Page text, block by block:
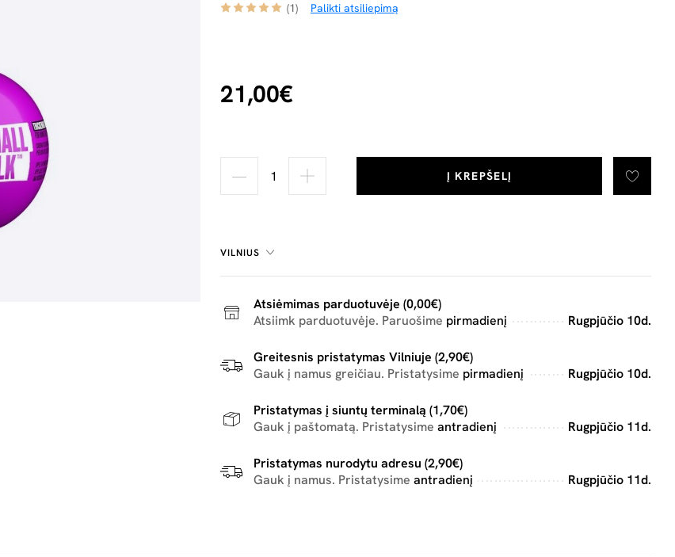
(1) Palikti atsiliepimą
21,00€
Į KREPŠELĮ
VILNIUS
Atsiėmimas parduotuvėje (0,00€)
Atsiimk parduotuvėje. Paruošime pirmadienį Rugpjūčio 10d.
Greitesnis pristatymas Vilniuje (2,90€)
Gauk į namus greičiau. Pristatysime pirmadienį Rugpjūčio 10d.
Pristatymas į siuntų terminalą (1,70€)
Gauk į paštomatą. Pristatysime antradienį Rugpjūčio 11d.
Pristatymas nurodytu adresu (2,90€)
Gauk į namus. Pristatysime antradienį Rugpjūčio 11d.